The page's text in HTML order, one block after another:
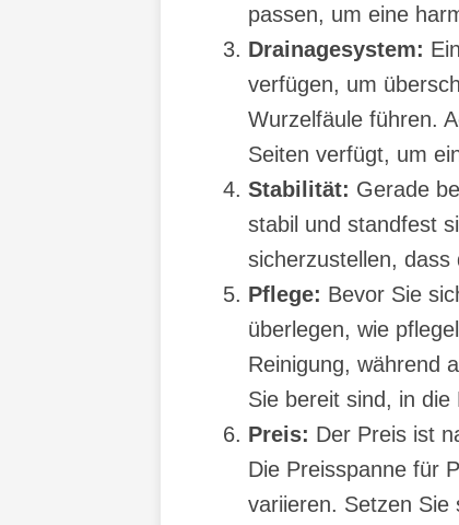
passen, um eine
Drainagesystem:
verfügen, um
Wurzelfäule führen.
Seiten verfügt, um
Stabilität: Gerade
stabil und standfest
sicherzustellen,
Pflege: Bevor Sie
überlegen, wie
Reinigung, während
Sie bereit sind, in
Preis: Der Preis ist
Die Preisspanne für
variieren. Setzen Sie